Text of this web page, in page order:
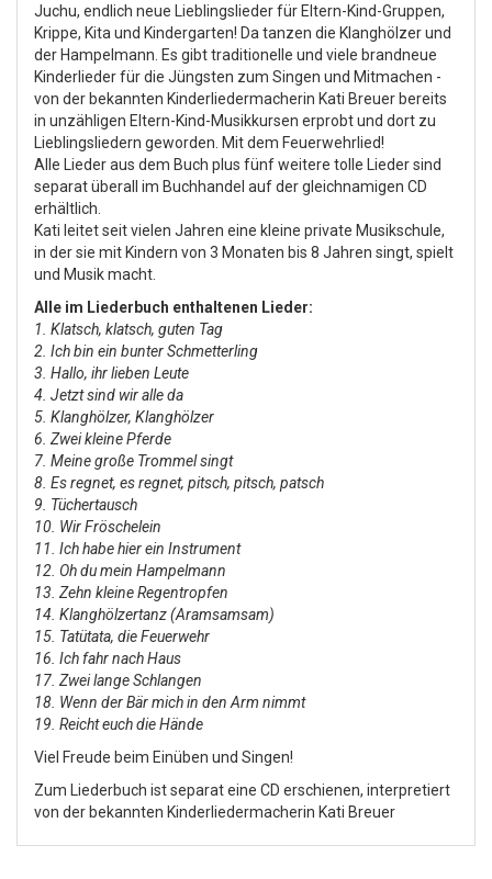
Juchu, endlich neue Lieblingslieder für Eltern-Kind-Gruppen,
Krippe, Kita und Kindergarten! Da tanzen die Klanghölzer und
der Hampelmann. Es gibt traditionelle und viele brandneue
Kinderlieder für die Jüngsten zum Singen und Mitmachen -
von der bekannten Kinderliedermacherin Kati Breuer bereits
in unzähligen Eltern-Kind-Musikkursen erprobt und dort zu
Lieblingsliedern geworden. Mit dem Feuerwehrlied!
Alle Lieder aus dem Buch plus fünf weitere tolle Lieder sind
separat überall im Buchhandel auf der gleichnamigen CD
erhältlich.
Kati leitet seit vielen Jahren eine kleine private Musikschule,
in der sie mit Kindern von 3 Monaten bis 8 Jahren singt, spielt
und Musik macht.
Alle im Liederbuch enthaltenen Lieder:
1. Klatsch, klatsch, guten Tag
2. Ich bin ein bunter Schmetterling
3. Hallo, ihr lieben Leute
4. Jetzt sind wir alle da
5. Klanghölzer, Klanghölzer
6. Zwei kleine Pferde
7. Meine große Trommel singt
8. Es regnet, es regnet, pitsch, pitsch, patsch
9. Tüchertausch
10. Wir Fröschelein
11. Ich habe hier ein Instrument
12. Oh du mein Hampelmann
13. Zehn kleine Regentropfen
14. Klanghölzertanz (Aramsamsam)
15. Tatütata, die Feuerwehr
16. Ich fahr nach Haus
17. Zwei lange Schlangen
18. Wenn der Bär mich in den Arm nimmt
19. Reicht euch die Hände
Viel Freude beim Einüben und Singen!
Zum Liederbuch ist separat eine CD erschienen, interpretiert
von der bekannten Kinderliedermacherin Kati Breuer